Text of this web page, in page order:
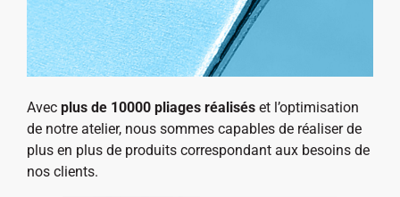
Avec plus de 10000 pliages réalisés et l’optimisation
de notre atelier, nous sommes capables de réaliser de
plus en plus de produits correspondant aux besoins de
nos clients.